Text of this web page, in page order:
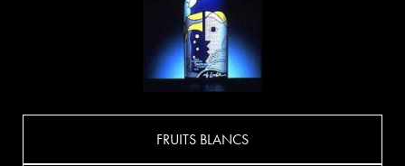
FRUITS BLANCS